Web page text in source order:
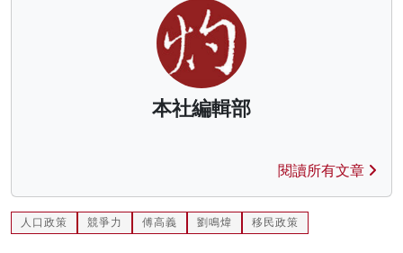
本社編輯部
閱讀所有文章
人口政策 競爭力 傅高義 劉鳴煒 移民政策